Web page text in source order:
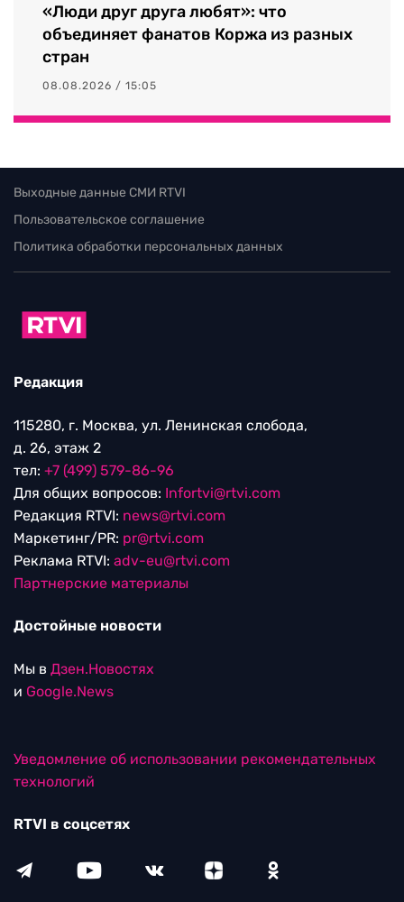
«Люди друг друга любят»: что
объединяет фанатов Коржа из разных
стран
08.08.2026 / 15:05
Выходные данные СМИ RTVI
Пользовательское соглашение
Политика обработки персональных данных
Редакция
115280, г. Москва, ул. Ленинская слобода,
д. 26, этаж 2
тел: +7 (499) 579-86-96
Для общих вопросов: Infortvi@rtvi.com
Редакция RTVI: news@rtvi.com
Маркетинг/PR: pr@rtvi.com
Реклама RTVI: adv-eu@rtvi.com
Партнерские материалы
Достойные новости
Мы в Дзен.Новостях
и Google.News
Уведомление об использовании рекомендательных
технологий
RTVI в соцсетях